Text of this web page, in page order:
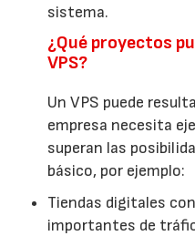
sistema.
¿Qué proyectos
VPS?
Un VPS puede
empresa necesita
superan las
básico, por ejemplo:
Tiendas digitales
importantes de